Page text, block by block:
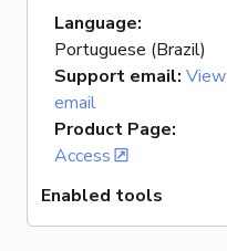
Language:
Portuguese (Brazil)
Support email: View
email
Product Page:
Access
Enabled tools